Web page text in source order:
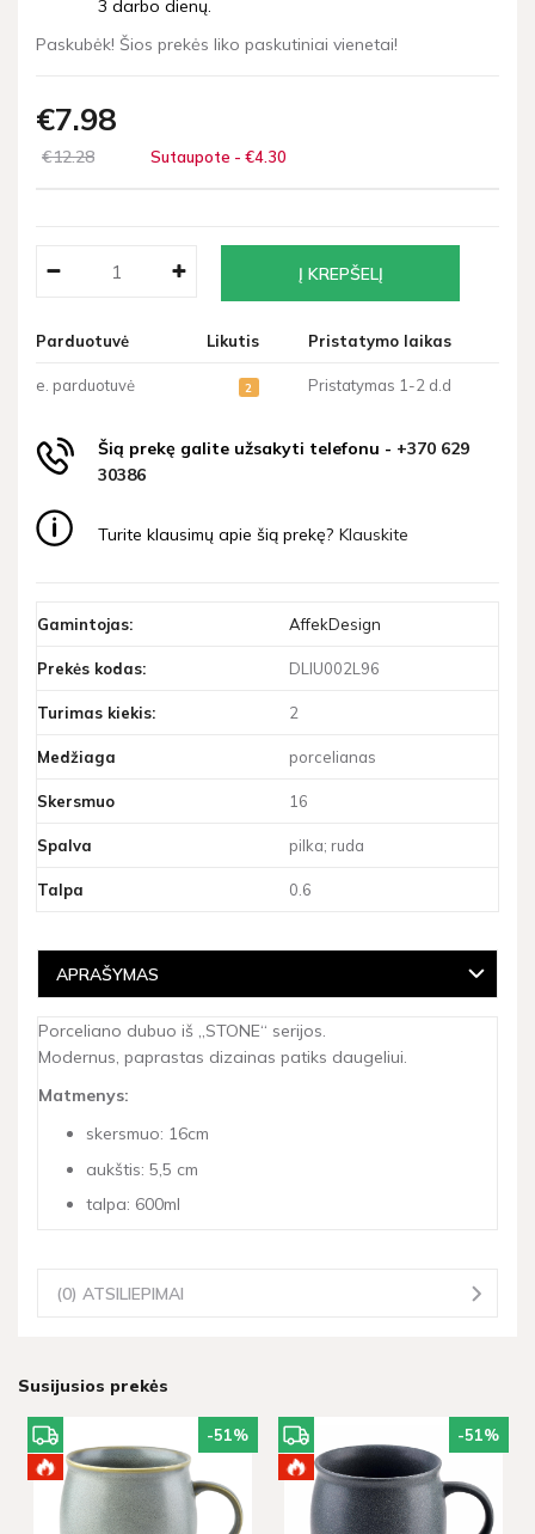
3 darbo dienų.
Paskubėk! Šios prekės liko paskutiniai vienetai!
€7 98
€1228 Sutaupote - €4 30
Parduotuvė Likutis Pristatymo laikas
e. parduotuvė 2 Pristatymas 1-2 d.d
Šią prekę galite užsakyti telefonu - +370 629
30386
Turite klausimų apie šią prekę? Klauskite
Gamintojas: AffekDesign
Prekės kodas: DLIU002L96
Turimas kiekis: 2
Medžiaga porcelianas
Skersmuo 16
Spalva pilka; ruda
Talpa 0.6
APRAŠYMAS
Porceliano dubuo iš „STONE“ serijos.
Modernus, paprastas dizainas patiks daugeliui.
Matmenys:
skersmuo: 16cm
aukštis: 5,5 cm
talpa: 600ml
(0) ATSILIEPIMAI
Susijusios prekės
-51% -51%